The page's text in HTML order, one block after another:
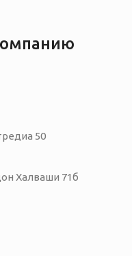
50
Халваши 71б